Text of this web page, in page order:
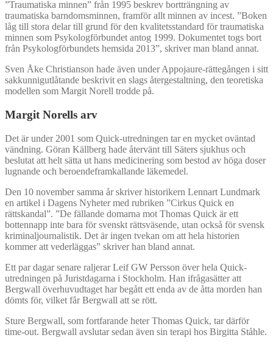
”Traumatiska minnen” från 1995 beskrev bortträngning av
traumatiska barndomsminnen, framför allt minnen av incest. ”Boken
låg till stora delar till grund för den kvalitetsstandard för traumatiska
minnen som Psykologförbundet antog 1999. Dokumentet togs bort
från Psykologförbundets hemsida 2013”, skriver man bland annat.
Sven Åke Christianson hade även under Appojaure-rättegången i sitt
sakkunnigutlåtande beskrivit en slags återgestaltning, den teoretiska
modellen som Margit Norell trodde på.
Margit Norells arv
Det är under 2001 som Quick-utredningen tar en mycket oväntad
vändning. Göran Källberg hade återvänt till Säters sjukhus och
beslutat att helt sätta ut hans medicinering som bestod av höga doser
lugnande och beroendeframkallande läkemedel.
Den 10 november samma år skriver historikern Lennart Lundmark
en artikel i Dagens Nyheter med rubriken ”Cirkus Quick en
rättskandal”. ”De fällande domarna mot Thomas Quick är ett
bottennapp inte bara för svenskt rättsväsende, utan också för svensk
kriminaljournalistik. Det är ingen tvekan om att hela historien
kommer att vederläggas” skriver han bland annat.
Ett par dagar senare raljerar Leif GW Persson över hela Quick-
utredningen på Juristdagarna i Stockholm. Han ifrågasätter att
Bergwall överhuvudtaget har begått ett enda av de åtta morden han
dömts för, vilket får Bergwall att se rött.
Sture Bergwall, som fortfarande heter Thomas Quick, tar därför
time-out. Bergwall avslutar sedan även sin terapi hos Birgitta Ståhle.